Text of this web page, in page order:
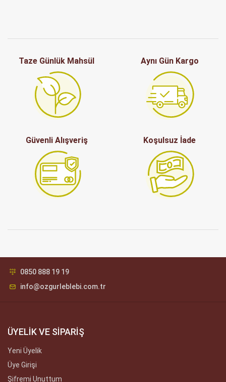
Taze Günlük Mahsül Aynı Gün Kargo
Güvenli Alışveriş Koşulsuz İade
0850 888 19 19
info@ozgurleblebi.com.tr
ÜYELİK VE SİPARİŞ
Yeni Üyelik
Üye Girişi
Şifremi Unuttum